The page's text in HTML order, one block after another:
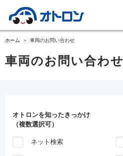
ホーム 車両のお問い合わせ
車両のお問い合わせ
オトロンを知ったきっかけ
（複数選択可）
ネット検索